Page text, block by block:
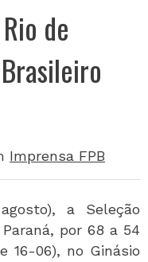
de
Imprensa FPB
a Seleção
por 68 a 54
16-06), no Ginásio